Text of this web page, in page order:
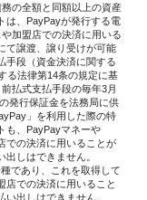
の全額と同額以上の資産
は、PayPayが発行する電
加盟店での決済に用いる
て譲渡、譲り受けが可能
手段（資金決済に関する
る法律第14条の規定に基
払式支払手段の毎年3月
発行保証金を法務局に供
」を利用した際の特
も、PayPayマネーや
での決済に用いることが
しはできません。
であり、これを取得して
店での決済に用いること
出しはできません。